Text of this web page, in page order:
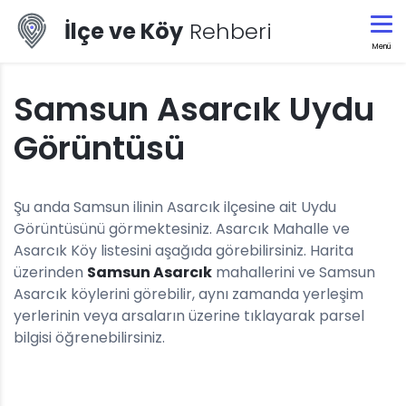
İlçe ve Köy Rehberi
Menü
Samsun Asarcık Uydu
Görüntüsü
Şu anda Samsun ilinin Asarcık ilçesine ait Uydu
Görüntüsünü görmektesiniz. Asarcık Mahalle ve
Asarcık Köy listesini aşağıda görebilirsiniz. Harita
üzerinden Samsun Asarcık mahallerini ve Samsun
Asarcık köylerini görebilir, aynı zamanda yerleşim
yerlerinin veya arsaların üzerine tıklayarak parsel
bilgisi öğrenebilirsiniz.